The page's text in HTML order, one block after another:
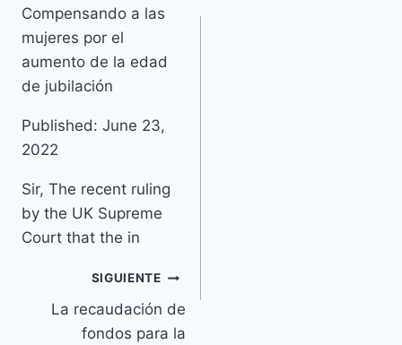
Compensando a las
mujeres por el
aumento de la edad
de jubilación
Published: June 23,
2022
Sir, The recent ruling
by the UK Supreme
Court that the in
SIGUIENTE
La recaudación de
fondos para la